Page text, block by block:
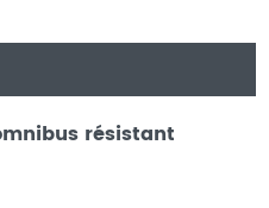
résistant